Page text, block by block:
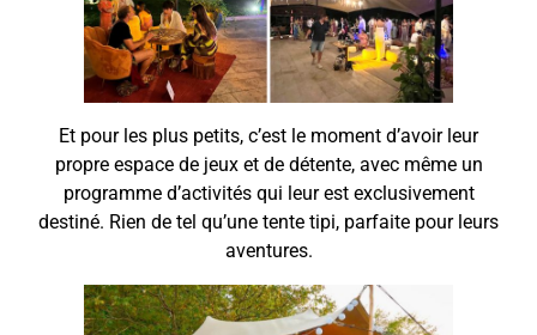
Et pour les plus petits, c’est le moment d’avoir leur
propre espace de jeux et de détente, avec même un
programme d’activités qui leur est exclusivement
destiné. Rien de tel qu’une tente tipi, parfaite pour leurs
aventures.